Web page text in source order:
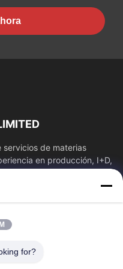
servicios de materias
en producción, I+D,
Nosotros
De Calidad
for?